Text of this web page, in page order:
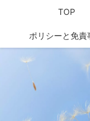
TOP
ポリシーと免責